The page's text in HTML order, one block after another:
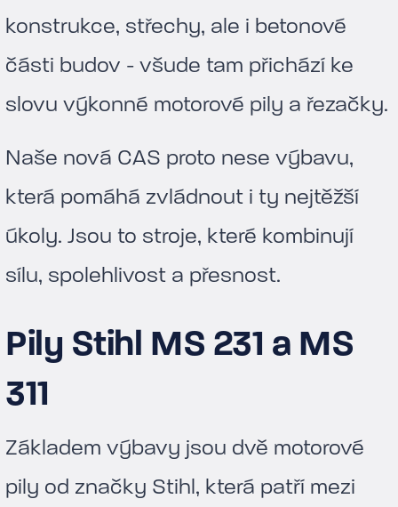
konstrukce, střechy, ale i betonové
části budov - všude tam přichází ke
slovu výkonné motorové pily a řezačky.
Naše nová CAS proto nese výbavu,
která pomáhá zvládnout i ty nejtěžší
úkoly. Jsou to stroje, které kombinují
sílu, spolehlivost a přesnost.
Pily Stihl MS 231 a MS
311
Základem výbavy jsou dvě motorové
pily od značky Stihl, která patří mezi